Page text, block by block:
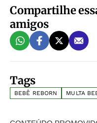
Compartilhe
amigos
Tags
BEBÊ REBORN MULTA